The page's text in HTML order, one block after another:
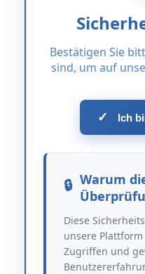
Bestätigen Sie
sind, um auf
✓ Ich
Warum
Diese
unsere
Zugriffen und